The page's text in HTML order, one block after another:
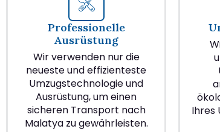
Professionelle
Ausrüstung
Wir verwenden nur die
neueste und effizienteste
Umzugstechnologie und
Ausrüstung, um einen
sicheren Transport nach
Malatya zu gewährleisten.
Ihres